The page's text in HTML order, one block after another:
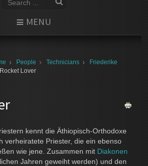
MENU
People Technicians
Friederike
Rocket Lover
kennt die Äthiopisch-Orthodoxe
verheiratete Priester, die ein ebenso
wie jene. Zusammen mitDiakonen
Jahren geweiht werden) und den